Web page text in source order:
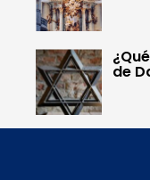
de